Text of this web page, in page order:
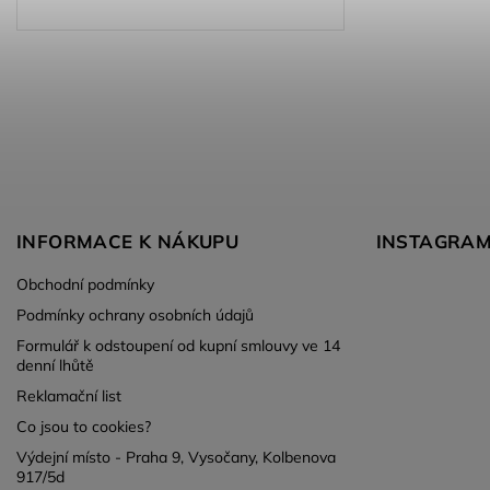
INFORMACE K NÁKUPU
Obchodní podmínky
Podmínky ochrany osobních údajů
Formulář k odstoupení od kupní smlouvy ve 14
denní lhůtě
Reklamační list
Co jsou to cookies?
Výdejní místo - Praha 9, Vysočany, Kolbenova
917/5d
INSTAGRAM